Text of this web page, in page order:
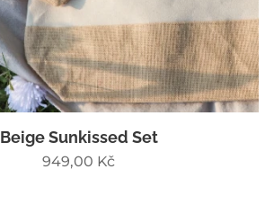
Beige Sunkissed Set
949,00 Kč